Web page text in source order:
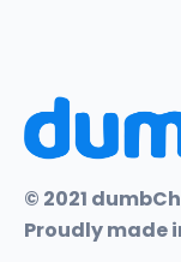
© 2021
Proudly made